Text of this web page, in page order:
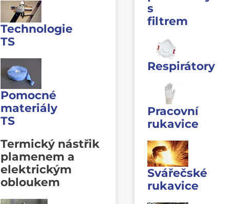
Technologie
TS
Pomocné
materiály
TS
Termický nástřik
plamenem a
elektrickým
obloukem
s
filtrem
Respirátory
Pracovní
rukavice
Svářečské
rukavice